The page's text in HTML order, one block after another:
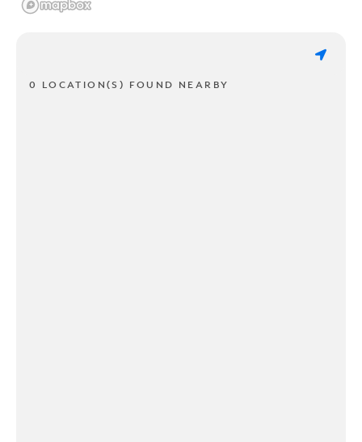
0 LOCATION(S) FOUND NEARBY